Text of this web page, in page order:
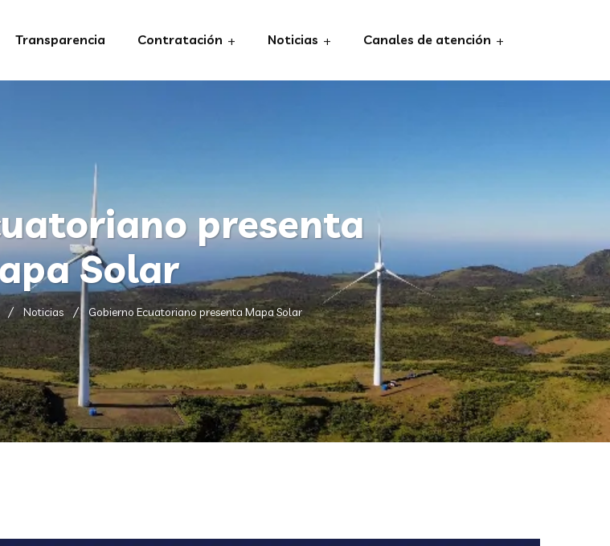
Transparencia Contratación Noticias Canales de atención
presenta
Solar
Noticias Gobierno Ecuatoriano presenta Mapa Solar